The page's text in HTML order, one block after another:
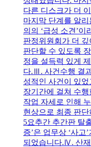
다른 디스크가 더
마지막 단계를 알
의의 ‘급성 소견’
판정위원회가 더 깊
판단할 수 있도록
정을 설득력 있게
다.Ⅲ. 사건수행 결
성적인 사건이 있
장기간에 걸쳐 수
작업 자세로 인해
현상으로 최종 판
5요추간 추간판 탈
증’은 업무상 ‘사고
되었습니다.Ⅳ. 산